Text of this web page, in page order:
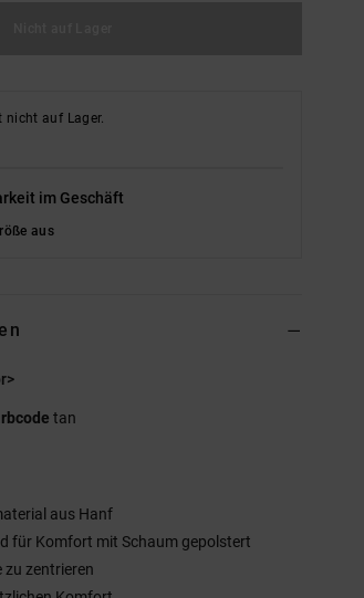
nicht auf Lager.
im Geschäft
aus
tan
aus Hanf
für Komfort mit Schaum gepolstert
zu zentrieren